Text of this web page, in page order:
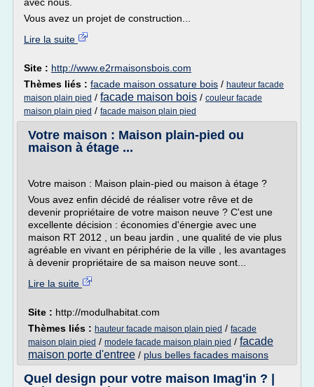
Vous avez un projet de construction...
Lire la suite
Site : http://www.e2rmaisonsbois.com
Thèmes liés : facade maison ossature bois / hauteur facade
maison plain pied / facade maison bois / couleur facade
maison plain pied / facade maison plain pied
Votre maison : Maison plain-pied ou
maison à étage ...
Votre maison : Maison plain-pied ou maison à étage ?
Vous avez enfin décidé de réaliser votre rêve et de
devenir propriétaire de votre maison neuve ? C'est une
excellente décision : économies d'énergie avec une
maison RT 2012 , un beau jardin , une qualité de vie plus
agréable en vivant en périphérie de la ville , les avantages
à devenir propriétaire de sa maison neuve sont...
Lire la suite
Site : http://modulhabitat.com
Thèmes liés : hauteur facade maison plain pied / facade
maison plain pied / modele facade maison plain pied / facade
maison porte d'entree / plus belles facades maisons
Quel design pour votre maison Imag'in ? |